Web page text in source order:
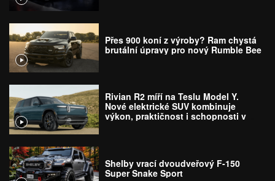
Přes 900 koní z výroby? Ram chystá
brutální úpravy pro nový Rumble Bee
Rivian R2 míří na Teslu Model Y.
Nové elektrické SUV kombinuje
výkon, praktičnost i schopnosti v
Shelby vrací dvoudveřový F-150
Super Snake Sport